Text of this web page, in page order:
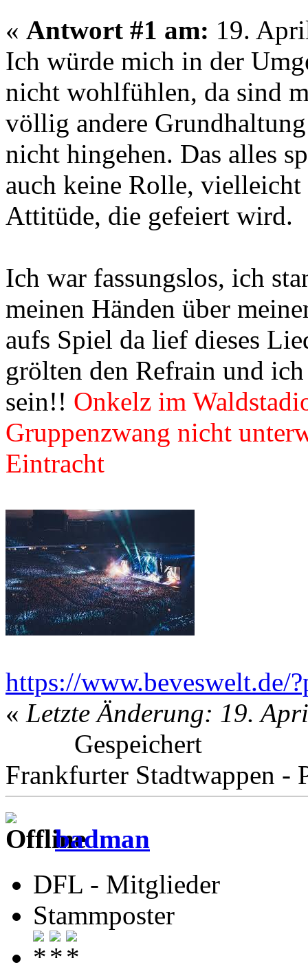
« Antwort #1 am: 19.
Ich würde mich in der
nicht wohlfühlen, da sind
völlig andere
nicht hingehen. Das alles
auch keine Rolle, vielleicht
Attitüde, die gefeiert wird.
Ich war fassungslos, ich
meinen Händen über
aufs Spiel da lief dieses
grölten den Refrain und
sein!! Onkelz im
Gruppenzwang nicht
Eintracht
https://www.beveswelt.de/
« Letzte Änderung: 19.
Gespeichert
Frankfurter Stadtwappen -
badman
DFL - Mitglieder
Stammposter